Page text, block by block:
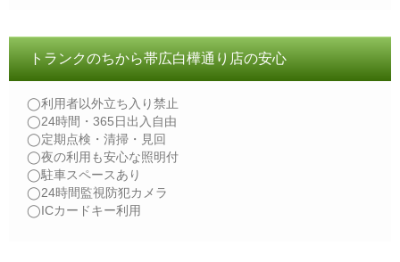
トランクのちから帯広白樺通り店の安心
◯利用者以外立ち入り禁止
◯24時間・365日出入自由
◯定期点検・清掃・見回
◯夜の利用も安心な照明付
◯駐車スペースあり
◯24時間監視防犯カメラ
◯ICカードキー利用